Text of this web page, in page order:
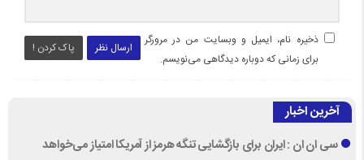
ارسال نظر پاک کردن !
ذخیره نام، ایمیل و وبسایت من در مرورگر
برای زمانی که دوباره دیدگاهی می‌نویسم.
آخرین اخبار
سی ان ان : ایران برای بازگشایی تنگه هرمز از آمریکا امتیاز می‌خواهد